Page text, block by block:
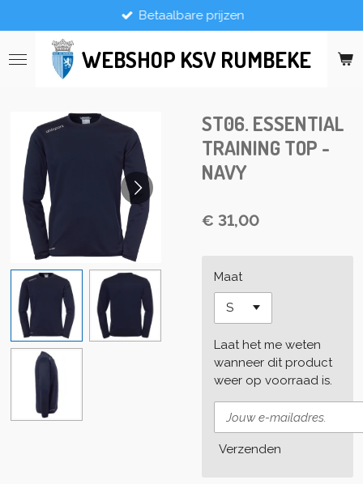
direct
naar
de
WEBSHOP KSV RUMBEKE
Betaalbare prijzen
ST06. ESSENTIAL
TRAINING TOP -
NAVY
€ 31,00
Maat
Laat het me weten
wanneer dit product
weer op voorraad is.
Verzenden